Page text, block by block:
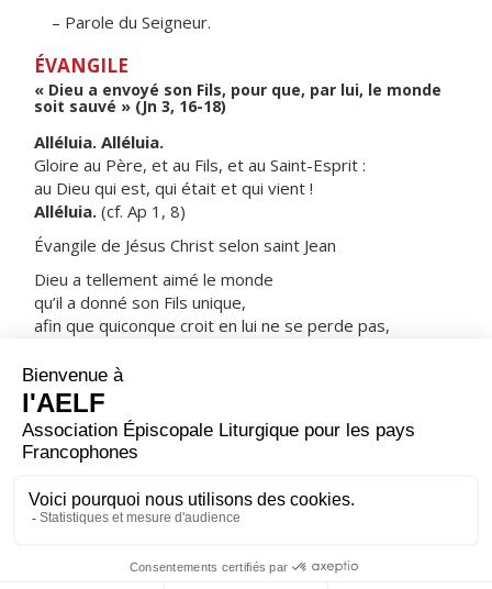
– Parole du Seigneur.
ÉVANGILE
« Dieu a envoyé son Fils, pour que, par lui, le monde
soit sauvé » (Jn 3, 16-18)
Alléluia. Alléluia.
Gloire au Père, et au Fils, et au Saint-Esprit :
au Dieu qui est, qui était et qui vient !
Alléluia. (cf. Ap 1, 8)
Évangile de Jésus Christ selon saint Jean
Dieu a tellement aimé le monde
qu’il a donné son Fils unique,
afin que quiconque croit en lui ne se perde pas,
Car Dieu a envoyé son Fils dans le monde,
non pas pour juger le monde,
mais pour que, par lui, le monde soit sauvé.
Celui qui croit en lui échappe au Jugement ;
celui qui ne croit pas est déjà jugé,
du fait qu’il n’a pas cru au nom du Fils unique de Dieu.
– Acclamons la Parole de Dieu.